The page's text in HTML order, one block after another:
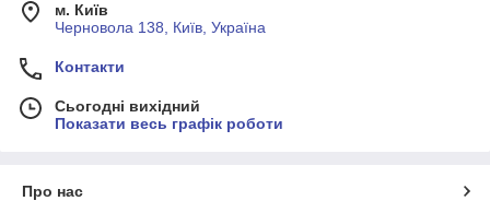
м. Київ
Черновола 138, Київ, Україна
Контакти
Сьогодні вихідний
Показати весь графік роботи
Про нас